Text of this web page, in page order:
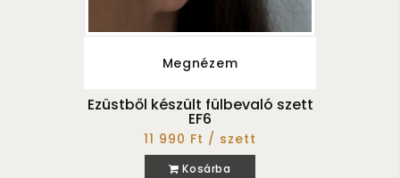
Megnézem
Ezüstből készült fülbevaló szett
EF6
11 990 Ft / szett
Kosárba